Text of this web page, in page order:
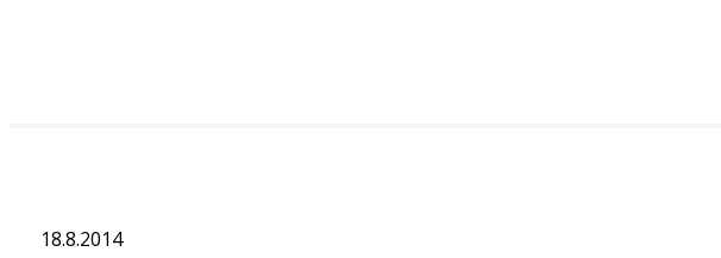
18.8.2014